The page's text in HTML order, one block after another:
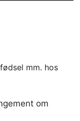
mm. hos
om